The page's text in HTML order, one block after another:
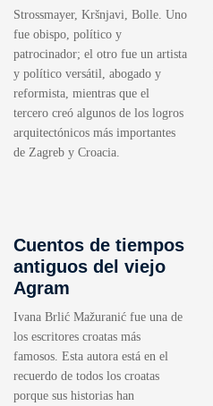
Strossmayer, Kršnjavi, Bolle. Uno
fue obispo, político y
patrocinador; el otro fue un artista
y político versátil, abogado y
reformista, mientras que el
tercero creó algunos de los logros
arquitectónicos más importantes
de Zagreb y Croacia.
Cuentos de tiempos
antiguos del viejo
Agram
Ivana Brlić Mažuranić fue una de
los escritores croatas más
famosos. Esta autora está en el
recuerdo de todos los croatas
porque sus historias han